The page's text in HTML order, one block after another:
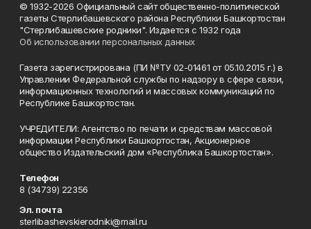
© 1932-2026 Официальный сайт общественно-политической
газеты Стерлибашевского района Республики Башкортостан
"Стерлибашевские родники". Издается с 1932 года
Об использовании персональных данных
Газета зарегистрирована (ПИ №ТУ 02-01461 от 05.10.2015 г.) в
Управлении Федеральной службы по надзору в сфере связи,
информационных технологий и массовых коммуникаций по
Республике Башкортостан.
УЧРЕДИТЕЛИ: Агентство по печати и средствам массовой
информации Республики Башкортостан, Акционерное
общество Издательский дом «Республика Башкортостан».
Телефон
8 (34739) 22356
Эл. почта
sterlibashevskierodniki@mail.ru